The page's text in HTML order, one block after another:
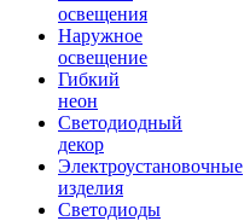
освещения
Наружное
освещение
Гибкий
неон
Светодиодный
декор
Электроустановочные
изделия
Светодиоды